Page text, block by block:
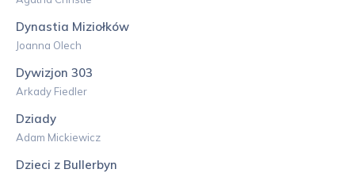
Dynastia Miziołków
Joanna Olech
Dywizjon 303
Arkady Fiedler
Dziady
Adam Mickiewicz
Dzieci z Bullerbyn